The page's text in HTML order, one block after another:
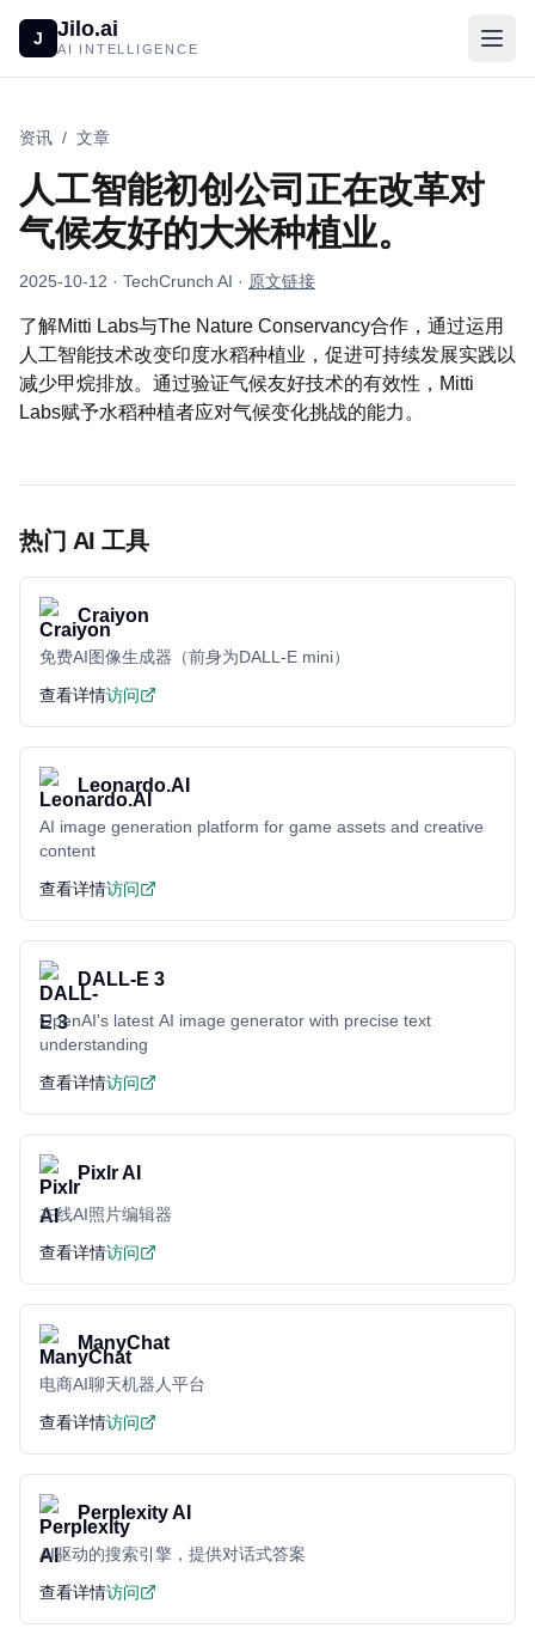
J Jilo.ai
AI INTELLIGENCE
资讯 / 文章
人工智能初创公司正在改革对
气候友好的大米种植业。
2025-10-12 · TechCrunch AI · 原文链接
了解Mitti Labs与The Nature Conservancy合作，通过运用
人工智能技术改变印度水稻种植业，促进可持续发展实践以
减少甲烷排放。通过验证气候友好技术的有效性，Mitti
Labs赋予水稻种植者应对气候变化挑战的能力。
热门 AI 工具
Craiyon
免费AI图像生成器（前身为DALL-E mini）
查看详情访问
Leonardo.AI
AI image generation platform for game assets and creative
content
查看详情访问
DALL-E 3
OpenAI's latest AI image generator with precise text
understanding
查看详情访问
Pixlr AI
在线AI照片编辑器
查看详情访问
ManyChat
电商AI聊天机器人平台
查看详情访问
Perplexity AI
AI驱动的搜索引擎，提供对话式答案
查看详情访问